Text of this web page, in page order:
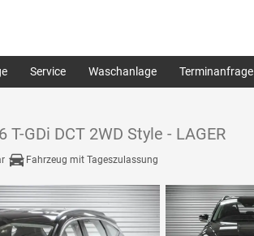
Service Waschanlage Terminanfrage
T-GDi DCT 2WD Style - LAGER
Fahrzeug mit Tageszulassung